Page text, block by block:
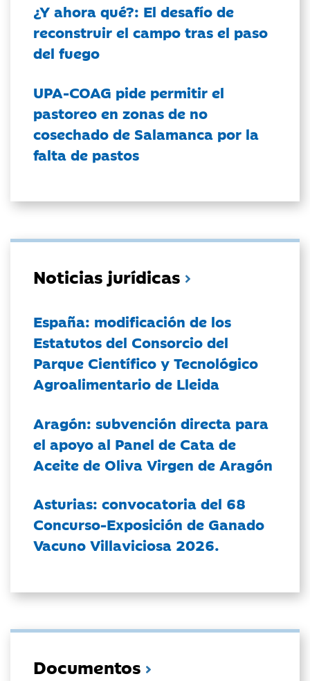
¿Y ahora qué?: El desafío de
reconstruir el campo tras el paso
del fuego
UPA-COAG pide permitir el
pastoreo en zonas de no
cosechado de Salamanca por la
falta de pastos
Noticias jurídicas
España: modificación de los
Estatutos del Consorcio del
Parque Científico y Tecnológico
Agroalimentario de Lleida
Aragón: subvención directa para
el apoyo al Panel de Cata de
Aceite de Oliva Virgen de Aragón
Asturias: convocatoria del 68
Concurso-Exposición de Ganado
Vacuno Villaviciosa 2026.
Documentos